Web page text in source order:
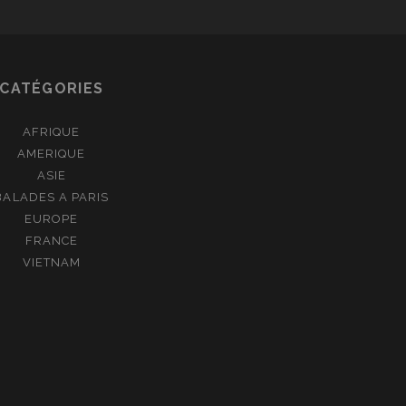
CATÉGORIES
AFRIQUE
AMERIQUE
ASIE
A PARIS
EUROPE
FRANCE
VIETNAM